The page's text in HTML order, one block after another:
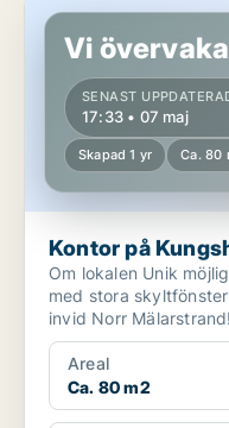
Vi
SENAST
17:33 • 07 maj
Skapad 1 yr Ca. 80
Kontor på
Om lokalen Unik möjlighet att hyra en lokal i markplan
med stora
Areal
Ca. 80 m2